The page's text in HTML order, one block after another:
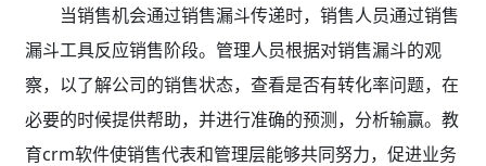
当销售机会通过销售漏斗传递时，销售人员通过销售
漏斗工具反应销售阶段。管理人员根据对销售漏斗的观
察，以了解公司的销售状态，查看是否有转化率问题，在
必要的时候提供帮助，并进行准确的预测，分析输赢。教
育crm软件使销售代表和管理层能够共同努力，促进业务